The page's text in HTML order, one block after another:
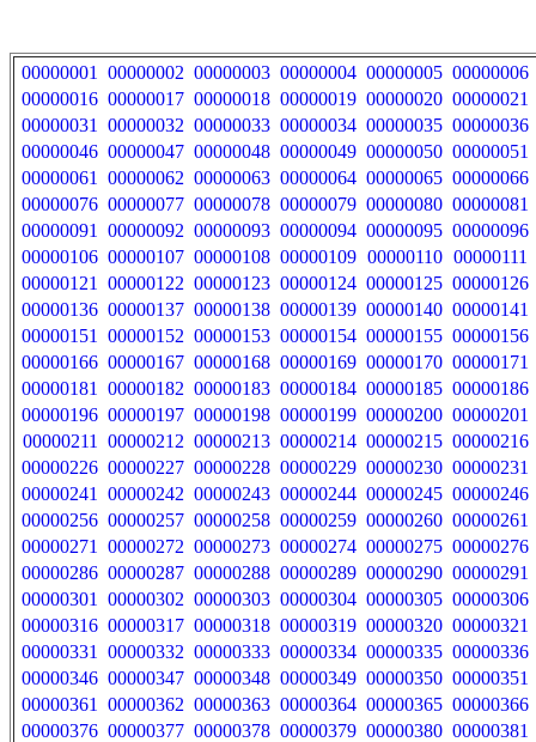
00000001 00000002 00000003 00000004 00000005 00000006
00000016 00000017 00000018 00000019 00000020 00000021
00000031
00000032 00000033 00000034 00000035 00000036
00000046 00000047 00000048 00000049 00000050 00000051
00000061
00000062 00000063 00000064 00000065 00000066
00000076 00000077 00000078 00000079 00000080 00000081
00000091
00000092 00000093 00000094 00000095 00000096
00000106 00000107 00000108 00000109 00000110 00000111
00000121
00000122 00000123 00000124 00000125 00000126
00000136 00000137 00000138 00000139 00000140 00000141
00000151
00000152 00000153 00000154 00000155 00000156
00000166 00000167 00000168 00000169 00000170 00000171
00000181
00000182 00000183 00000184 00000185 00000186
00000196 00000197 00000198 00000199 00000200 00000201
00000211
00000212 00000213 00000214 00000215 00000216
00000226 00000227 00000228 00000229 00000230 00000231
00000241
00000242 00000243 00000244 00000245 00000246
00000256 00000257 00000258 00000259 00000260 00000261
00000271
00000272 00000273 00000274 00000275 00000276
00000286 00000287 00000288 00000289 00000290 00000291
00000301
00000302 00000303 00000304 00000305 00000306
00000316 00000317 00000318 00000319 00000320 00000321
00000331
00000332 00000333 00000334 00000335 00000336
00000346 00000347 00000348 00000349 00000350 00000351
00000361
00000362 00000363 00000364 00000365 00000366
00000376 00000377 00000378 00000379 00000380 00000381